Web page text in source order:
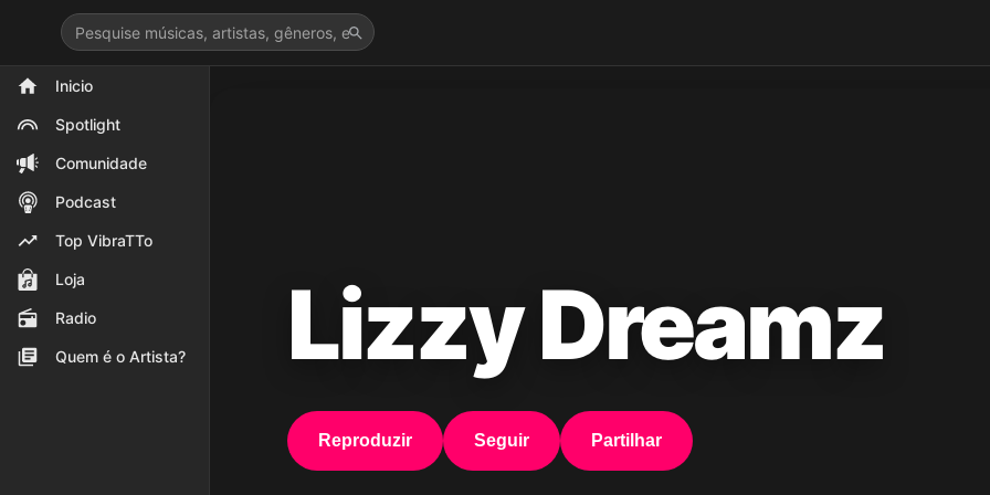
Inicio
Spotlight
Comunidade
Podcast
Top VibraTTo
Loja
Radio
Quem é o Artista? Lizzy Dreamz
Reproduzir Seguir Partilhar